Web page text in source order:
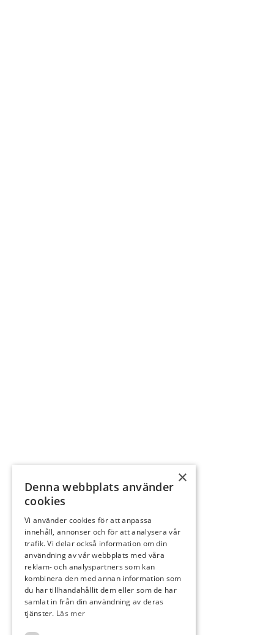
×
Denna webbplats använder
cookies
Vi använder cookies för att anpassa
innehåll, annonser och för att analysera vår
trafik. Vi delar också information om din
användning av vår webbplats med våra
reklam- och analyspartners som kan
kombinera den med annan information som
du har tillhandahållit dem eller som de har
samlat in från din användning av deras
tjänster. Läs mer